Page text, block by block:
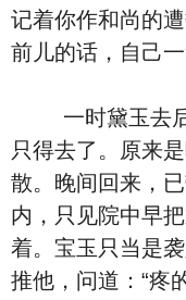
记着你作和尚的
前儿的话，自己一
一时黛玉去后
只得去了。原来
散。晚间回来，
内，只见院中早
着。宝玉只当是
推他，问道：“疼